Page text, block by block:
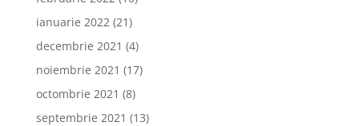
ianuarie 2022(21)
decembrie 2021 (4)
noiembrie 2021 (17)
octombrie 2021 (8)
septembrie 2021 (13)